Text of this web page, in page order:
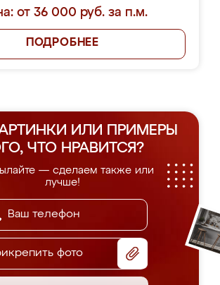
от 36 000 руб. за п.м.
ПОДРОБНЕЕ
ИЛИ ПРИМЕРЫ
ЧТО НРАВИТСЯ?
— сделаем также или
лучше!
фото